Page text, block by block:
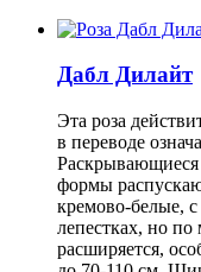
Дабл Дилайт
Эта роза
в переводе
Раскрывающиеся
формы
кремово-белые,
лепестках, но по
расширяется,